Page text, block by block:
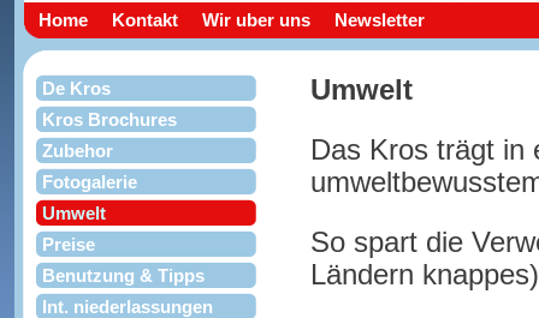
Home Kontakt Wir uber uns Newsletter
De Kros
Kros Brochures
Zubehor
Fotogalerie
Umwelt
Preise
Benutzung & Tipps
Int. niederlassungen
Umwelt
Das Kros trägt in
So spart die
Ländern